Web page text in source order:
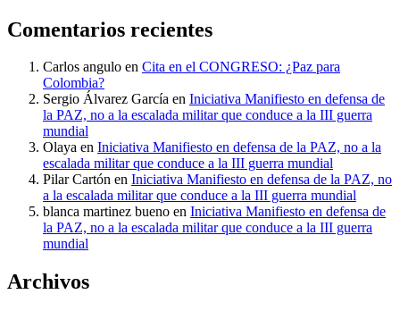
Comentarios recientes
Carlos angulo en Cita en el CONGRESO: ¿Paz para
Colombia?
Sergio Álvarez García en Iniciativa Manifiesto en defensa de
la PAZ, no a la escalada militar que conduce a la III guerra
mundial
Olaya en Iniciativa Manifiesto en defensa de la PAZ, no a la
escalada militar que conduce a la III guerra mundial
Pilar Cartón en Iniciativa Manifiesto en defensa de la PAZ, no
a la escalada militar que conduce a la III guerra mundial
blanca martinez bueno en Iniciativa Manifiesto en defensa de
la PAZ, no a la escalada militar que conduce a la III guerra
mundial
Archivos